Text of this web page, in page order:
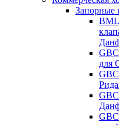
Запорные
для